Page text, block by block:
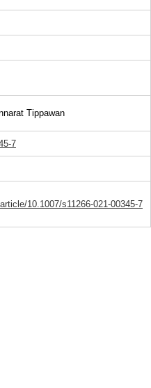
Tippawan
7
10.1007/s11266-021-00345-7